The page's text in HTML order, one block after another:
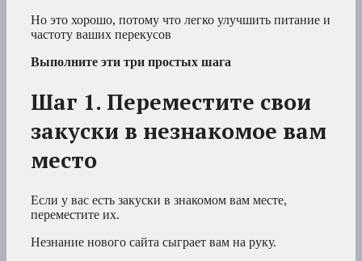
Но это хорошо, потому что легко улучшить питание и
частоту ваших перекусов
Выполните эти три простых шага
Шаг 1. Переместите свои
закуски в незнакомое вам
место
Если у вас есть закуски в знакомом вам месте,
переместите их.
Незнание нового сайта сыграет вам на руку.